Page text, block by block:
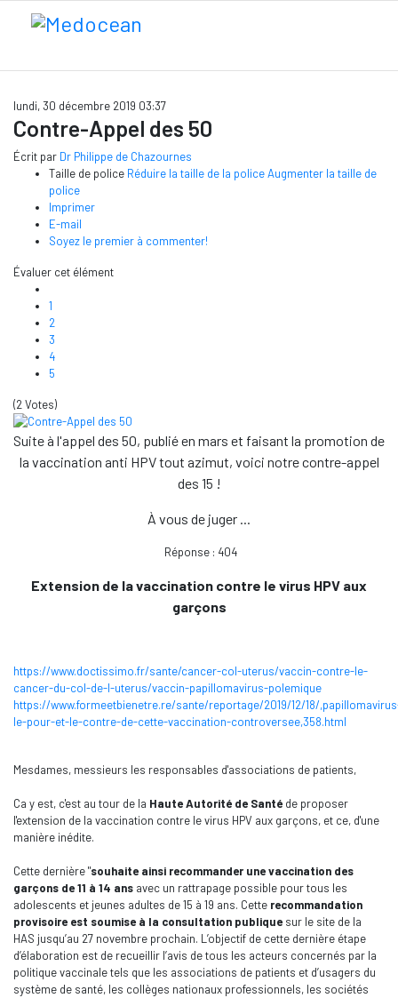
lundi, 30 décembre 2019 03:37
Contre-Appel des 50
Écrit par Dr Philippe de Chazournes
Taille de police Réduire la taille de la policeAugmenter la taille de
police
Imprimer
E-mail
Soyez le premier à commenter!
Évaluer cet élément
1
2
3
4
5
(2 Votes)
Suite à l'appel des 50, publié en mars et faisant la promotion de
la vaccination anti HPV tout azimut, voici notre contre-appel
des 15 !
À vous de juger ...
Réponse : 404
Extension de la vaccination contre le virus HPV aux
garçons
https://www.doctissimo.fr/sante/cancer-col-uterus/vaccin-contre-le-
cancer-du-col-de-l-uterus/vaccin-papillomavirus-polemique
https://www.formeetbienetre.re/sante/reportage/2019/12/18/
le-pour-et-le-contre-de-cette-vaccination-controversee,358.html
Mesdames, messieurs les responsables d'associations de patients,
Ca y est, c'est au tour de la Haute Autorité de Santé de proposer
l'extension de la vaccination contre le virus HPV aux garçons, et ce, d'une
manière inédite.
Cette dernière "souhaite ainsi recommander une vaccination des
garçons de 11 à 14 ans avec un rattrapage possible pour tous les
adolescents et jeunes adultes de 15 à 19 ans. Cette recommandation
provisoire est soumise à la consultation publique sur le site de la
HAS jusqu’au 27 novembre prochain. L’objectif de cette dernière étape
d’élaboration est de recueillir l’avis de tous les acteurs concernés par la
politique vaccinale tels que les associations de patients et d’usagers du
système de santé, les collèges nationaux professionnels, les sociétés